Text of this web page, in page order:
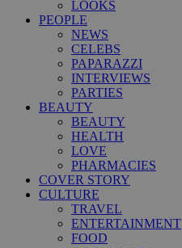
LOOKS
PEOPLE
NEWS
CELEBS
PAPARAZZI
INTERVIEWS
PARTIES
BEAUTY
BEAUTY
HEALTH
LOVE
PHARMACIES
COVER STORY
CULTURE
TRAVEL
ENTERTAINMENT
FOOD